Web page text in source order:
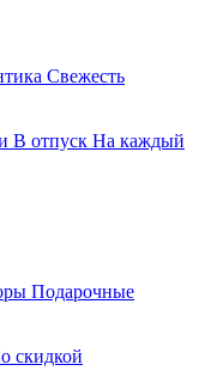
Свежесть
В отпуск На каждый
Подарочные
скидкой